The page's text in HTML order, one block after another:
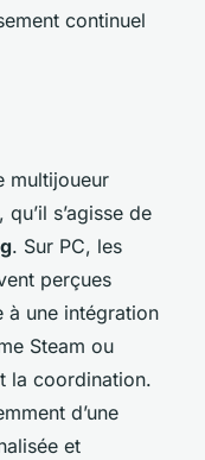
continuel
multijoueur
s’agisse de
. Sur PC, les
perçues
à une intégration
Steam ou
la coordination.
d’une
et